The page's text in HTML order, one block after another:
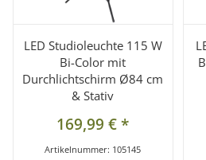
LED Studioleuchte 115 W
Bi-Color mit
Durchlichtschirm Ø84 cm
& Stativ
169,99 €*
Artikelnummer: 105145